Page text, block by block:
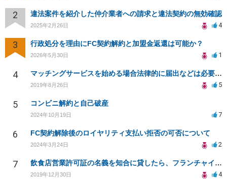
2 違法案件を紹介した仲介業者への請求と違法契約の無効確認
2025年2月26日 4
3 行政処分を理由にFC契約解約と加盟金返還は可能か？
2026年5月30日 1
4 マッチングサービスを始める場合法律的に届出などは必要ですか？
2019年8月26日 5
5 コンビニ解約と自己破産
2024年10月19日 7
6 FC契約解除後のロイヤリティ支払い拒否の可否について
2024年3月24日 2
7 飲食店営業許可証の名義を知合に貸したら、フランチャイズの契約違反で損害賠償を求められました。
2019年12月30日 4